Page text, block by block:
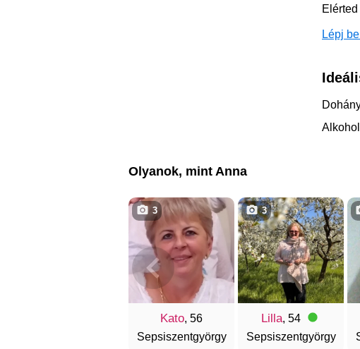
Lépj
Olyanok, mint Anna
Kato, 56
Sepsiszentgyörgy
3
Lilla, 54
Sepsiszentgyörgy
3